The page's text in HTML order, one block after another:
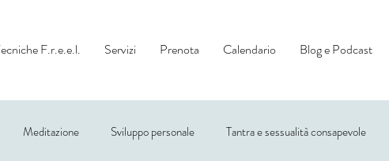
F.r.e.e.l. Servizi Prenota Calendario Blog e Podcast
Meditazione Sviluppo personale Tantra e sessualità consapevole